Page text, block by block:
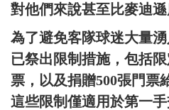
對他們來說甚至比麥迪遜
為了避免客隊球迷大量
已祭出限制措施，包括
票，以及捐贈500張門票
這些限制僅適用於第一